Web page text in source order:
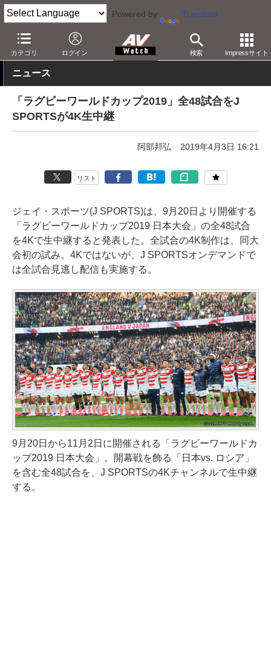
Powered by Translate
カテゴリ ログイン 検索 Impressサイト
AV Watch コンテンツ・サービス 放送
ニュース
「ラグビーワールドカップ2019」全48試合をJ
SPORTSが4K生中継
阿部邦弘 2019年4月3日 16:21
リスト
ジェイ・スポーツ(J SPORTS)は、9月20日より開催する
「ラグビーワールドカップ2019 日本大会」の全48試合
を4Kで生中継すると発表した。全試合の4K制作は、同大
会初の試み。4Kではないが、J SPORTSオンデマンドで
は全試合見逃し配信も実施する。
9月20日から11月2日に開催される「ラグビーワールドカ
ップ2019 日本大会」。開幕戦を飾る「日本vs. ロシア」
を含む全48試合を、J SPORTSの4Kチャンネルで生中継
する。